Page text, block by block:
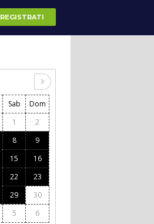
REGISTRATI
Sab
Dom
1
2
8
9
15
16
22
23
29
30
5 6